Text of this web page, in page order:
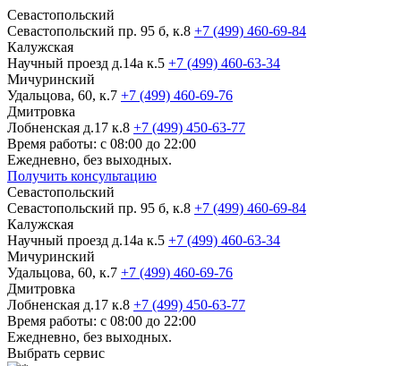
Севастопольский
Севастопольский пр. 95 б, к.8 +7 (499) 460-69-84
Калужская
Научный проезд д.14а к.5 +7 (499) 460-63-34
Мичуринский
Удальцова, 60, к.7 +7 (499) 460-69-76
Дмитровка
Лобненская д.17 к.8 +7 (499) 450-63-77
Время работы: с 08:00 до 22:00
Ежедневно, без выходных.
Получить консультацию
Севастопольский
Севастопольский пр. 95 б, к.8 +7 (499) 460-69-84
Калужская
Научный проезд д.14а к.5 +7 (499) 460-63-34
Мичуринский
Удальцова, 60, к.7 +7 (499) 460-69-76
Дмитровка
Лобненская д.17 к.8 +7 (499) 450-63-77
Время работы: с 08:00 до 22:00
Ежедневно, без выходных.
Выбрать сервис